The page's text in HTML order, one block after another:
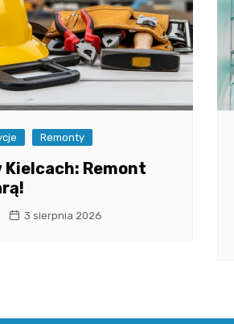
Remonty
Kielcach: Remont
3 sierpnia 2026